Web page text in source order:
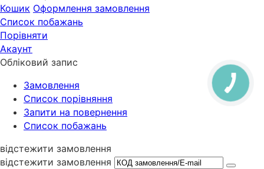
Кошик Оформлення замовлення
Список побажань
Порівняти
Акаунт
Обліковий запис
Замовлення
Cписок порівняння
Запити на повернення
Список побажань
відстежити замовлення
відстежити замовлення